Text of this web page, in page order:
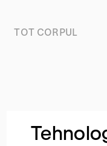
TOT CORPUL